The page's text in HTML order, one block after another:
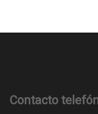
Contacto